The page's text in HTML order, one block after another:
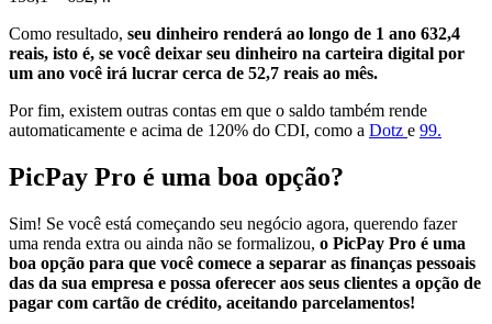
Como resultado, seu dinheiro renderá ao longo de 1 ano 632,4
reais, isto é, se você deixar seu dinheiro na carteira digital por
um ano você irá lucrar cerca de 52,7 reais ao mês.
Por fim, existem outras contas em que o saldo também rende
automaticamente e acima de 120% do CDI, como a Dotz e 99.
PicPay Pro é uma boa opção?
Sim! Se você está começando seu negócio agora, querendo fazer
uma renda extra ou ainda não se formalizou, o PicPay Pro é uma
boa opção para que você comece a separar as finanças pessoais
das da sua empresa e possa oferecer aos seus clientes a opção de
pagar com cartão de crédito, aceitando parcelamentos!